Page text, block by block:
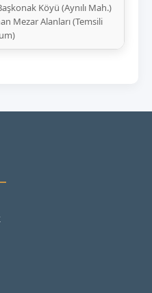
Köyü (Aynılı Mah.)
Mezar Alanları (Temsili